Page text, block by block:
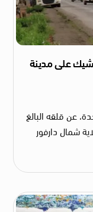
على مدينة
عن قلقه البالغ
شمال دارفور